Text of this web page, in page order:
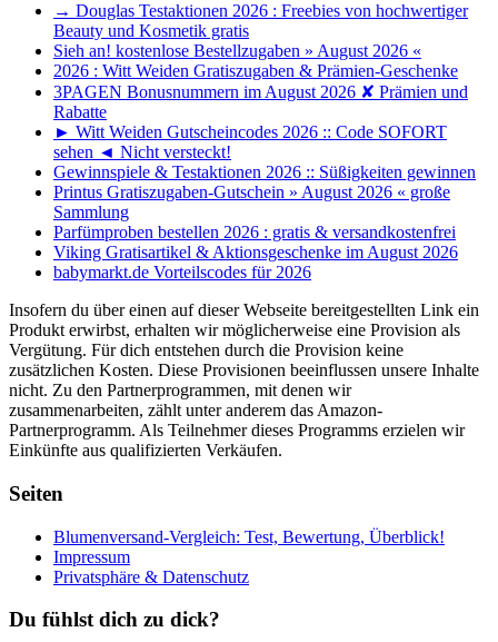
→ Douglas Testaktionen 2026 : Freebies von hochwertiger
Beauty und Kosmetik gratis
Sieh an! kostenlose Bestellzugaben » August 2026 «
2026 : Witt Weiden Gratiszugaben & Prämien-Geschenke
3PAGEN Bonusnummern im August 2026 ✘ Prämien und
Rabatte
► Witt Weiden Gutscheincodes 2026 :: Code SOFORT
sehen ◄ Nicht versteckt!
Gewinnspiele & Testaktionen 2026 :: Süßigkeiten gewinnen
Printus Gratiszugaben-Gutschein » August 2026 « große
Sammlung
Parfümproben bestellen 2026 : gratis & versandkostenfrei
Viking Gratisartikel & Aktionsgeschenke im August 2026
babymarkt.de Vorteilscodes für 2026
Insofern du über einen auf dieser Webseite bereitgestellten Link ein
Produkt erwirbst, erhalten wir möglicherweise eine Provision als
Vergütung. Für dich entstehen durch die Provision keine
zusätzlichen Kosten. Diese Provisionen beeinflussen unsere Inhalte
nicht. Zu den Partnerprogrammen, mit denen wir
zusammenarbeiten, zählt unter anderem das Amazon-
Partnerprogramm. Als Teilnehmer dieses Programms erzielen wir
Einkünfte aus qualifizierten Verkäufen.
Seiten
Blumenversand-Vergleich: Test, Bewertung, Überblick!
Impressum
Privatsphäre & Datenschutz
Du fühlst dich zu dick?